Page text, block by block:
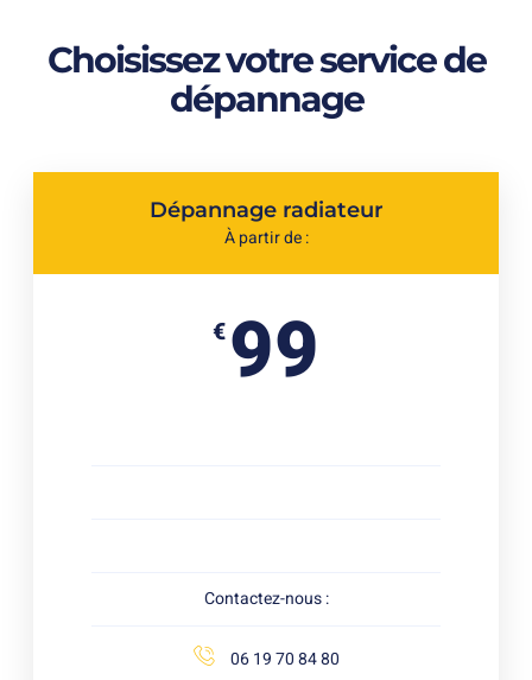
Choisissez votre service de
dépannage
Dépannage radiateur
À partir de :
€99
Contactez-nous :
06 19 70 84 80